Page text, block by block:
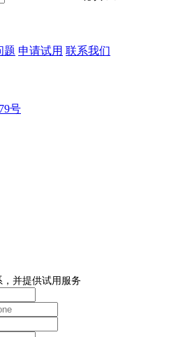
题 申请试用 联系我们
号
并提供试用服务